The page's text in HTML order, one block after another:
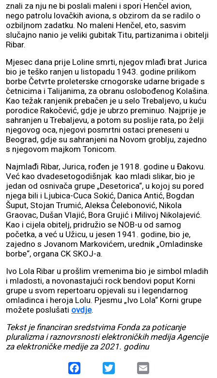
znali za nju ne bi poslali maleni i spori Henčel avion,
nego patrolu lovačkih aviona, s obzirom da se radilo o
ozbiljnom zadatku. No maleni Henčel, eto, sasvim
slučajno nanio je veliki gubitak Titu, partizanima i obitelji
Ribar.
Mjesec dana prije Loline smrti, njegov mlađi brat Jurica
bio je teško ranjen u listopadu 1943. godine prilikom
borbe Četvrte proleterske crnogorske udarne brigade s
četnicima i Talijanima, za obranu oslobođenog Kolašina.
Kao težak ranjenik prebačen je u selo Trebaljevo, u kuću
porodice Rakočević, gdje je ubrzo preminuo. Najprije je
sahranjen u Trebaljevu, a potom su poslije rata, po želji
njegovog oca, njegovi posmrtni ostaci preneseni u
Beograd, gdje su sahranjeni na Novom groblju, zajedno
s njegovom majkom Tonicom.
Najmlađi Ribar, Jurica, rođen je 1918. godine u Đakovu.
Već kao dvadesetogodišnjak kao mladi slikar, bio je
jedan od osnivača grupe „Desetorica“, u kojoj su pored
njega bili i Ljubica-Cuca Sokić, Danica Antić, Bogdan
Šuput, Stojan Trumić, Aleksa Čelebonović, Nikola
Graovac, Dušan Vlajić, Bora Grujić i Milivoj Nikolajević.
Kao i cijela obitelj, pridružio se NOB-u od samog
početka, a već u Užicu, u jesen 1941. godine, bio je,
zajedno s Jovanom Markovićem, urednik „Omladinske
borbe“, organa CK SKOJ-a.
Ivo Lola Ribar u prošlim vremenima bio je simbol mladih
i mladosti, a novonastajući rock bendovi poput Korni
grupe u svom repertoaru opjevali su i legendarnog
omladinca i heroja Lolu. Pjesmu „Ivo Lola“ Korni grupe
možete poslušati ovdje.
Tekst je financiran sredstvima Fonda za poticanje
pluralizma i raznovrsnosti elektroničkih medija Agencije
za elektroničke medije za 2021. godinu
Facebook